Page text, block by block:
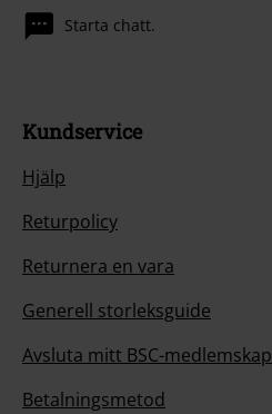
Starta chatt.
Kundservice
Hjälp
Returpolicy
Returnera en vara
Generell storleksguide
Avsluta mitt BSC-medlemskap
Betalningsmetod